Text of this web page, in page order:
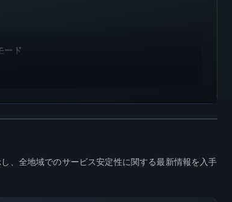
ード
、全地域でのサービス安定性に関する最新情報を入手